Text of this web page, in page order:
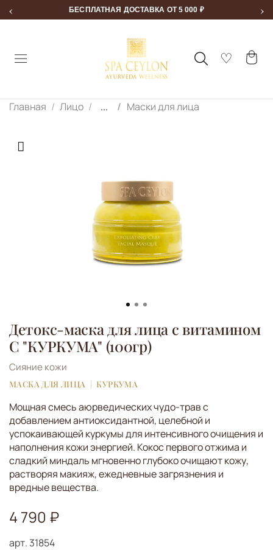
‹ БЕСПЛАТНАЯ ДОСТАВКА ОТ 5 000 ₽
SPA-ПОДАРОК К ЗАКАЗУ ОТ 20 000 ₽ ›
Главная Лицо ... Маски для лица
арт. 31854
Детокс-маска для лица с витамином
С "КУРКУМА" (100гр)
4 790 ₽
Сияние кожи
МАСКА ДЛЯ ЛИЦА КУРКУМА
Мощная смесь аюрведических чудо-трав с
добавлением антиоксидантной, целебной и
успокаивающей куркумы для интенсивного очищения и
наполнения кожи энергией. Кокос первого отжима и
сладкий миндаль мгновенно глубоко очищают кожу,
растворяя макияж, ежедневные загрязнения и
вредные вещества.